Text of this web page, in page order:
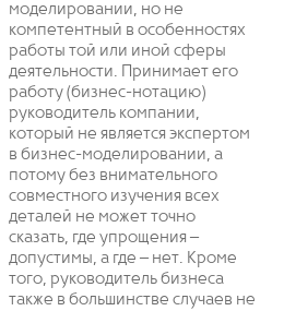
моделировании, но не
компетентный в особенностях
работы той или иной сферы
деятельности. Принимает его
работу (бизнес-нотацию)
руководитель компании,
который не является экспертом
в бизнес-моделировании, а
потому без внимательного
совместного изучения всех
деталей не может точно
сказать, где упрощения –
допустимы, а где – нет. Кроме
того, руководитель бизнеса
также в большинстве случаев не